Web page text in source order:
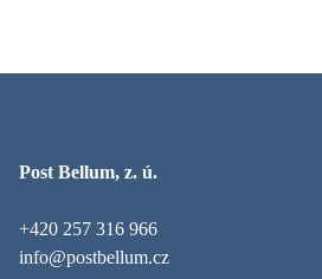
Post Bellum, z. ú.
+420 257 316 966
info@postbellum.cz